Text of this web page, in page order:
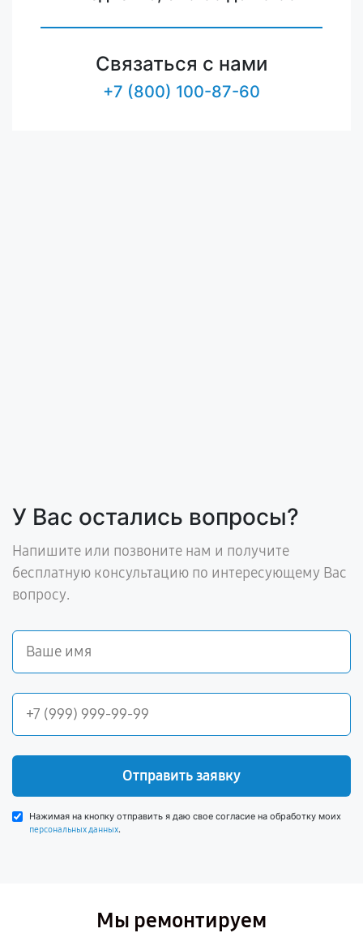
Связаться с нами
+7 (800) 100-87-60
У Вас остались вопросы?
Напишите или позвоните нам и получите
бесплатную консультацию по интересующему Вас
вопросу.
Отправить заявку
Нажимая на кнопку отправить я даю свое согласие на обработку моих
персональных данных.
Мы ремонтируем